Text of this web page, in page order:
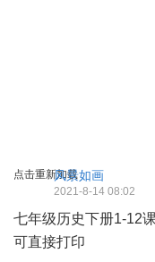
点击重新加载风景如画
2021-8-14 08:02
七年级历史下册1-12
可直接打印